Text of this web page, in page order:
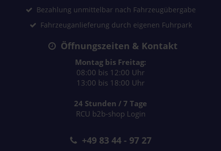
Bezahlung unmittelbar nach Fahrzeugübergabe
Fahrzeuganlieferung durch eigenen Fuhrpark
Öffnungszeiten & Kontakt
Montag bis Freitag:
08:00 bis 12:00 Uhr
13:00 bis 18:00 Uhr
24 Stunden / 7 Tage
RCU b2b-shop Login
+49 83 44 - 97 27